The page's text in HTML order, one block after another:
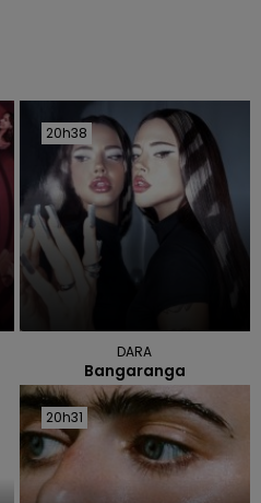
20h38
20h38
DARA
Bangaranga
20h31
20h31